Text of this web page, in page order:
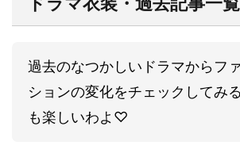
過去のなつかしいドラマからフ
ションの変化をチェックしてみ
も楽しいわよ♡